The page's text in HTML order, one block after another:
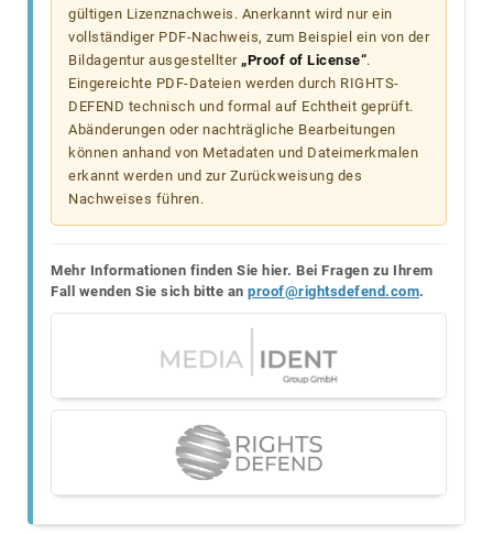
gültigen Lizenznachweis. Anerkannt wird nur ein
vollständiger PDF-Nachweis, zum Beispiel ein von der
Bildagentur ausgestellter „Proof of License“.
Eingereichte PDF-Dateien werden durch RIGHTS-
DEFEND technisch und formal auf Echtheit geprüft.
Abänderungen oder nachträgliche Bearbeitungen
können anhand von Metadaten und Dateimerkmalen
erkannt werden und zur Zurückweisung des
Nachweises führen.
Mehr Informationen finden Sie hier. Bei Fragen zu Ihrem
Fall wenden Sie sich bitte an proof@rightsdefend.com.